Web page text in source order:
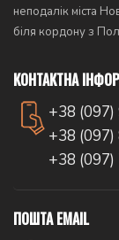
неподалік міста
біля кордону з
КОНТАКТНА
+38
+38
+38
ПОШТА EMAIL